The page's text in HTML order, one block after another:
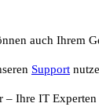
auch Ihrem
Support
– Ihre IT